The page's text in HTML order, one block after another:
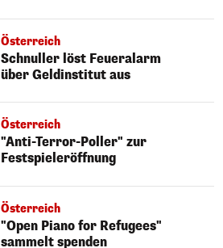
Österreich
Schnuller löst Feueralarm
über Geldinstitut aus
Österreich
"Anti-Terror-Poller" zur
Festspieleröffnung
Österreich
"Open Piano for Refugees"
sammelt spenden